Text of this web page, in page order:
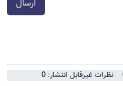
ارسال
نظرات غیرقابل انتشار: 0